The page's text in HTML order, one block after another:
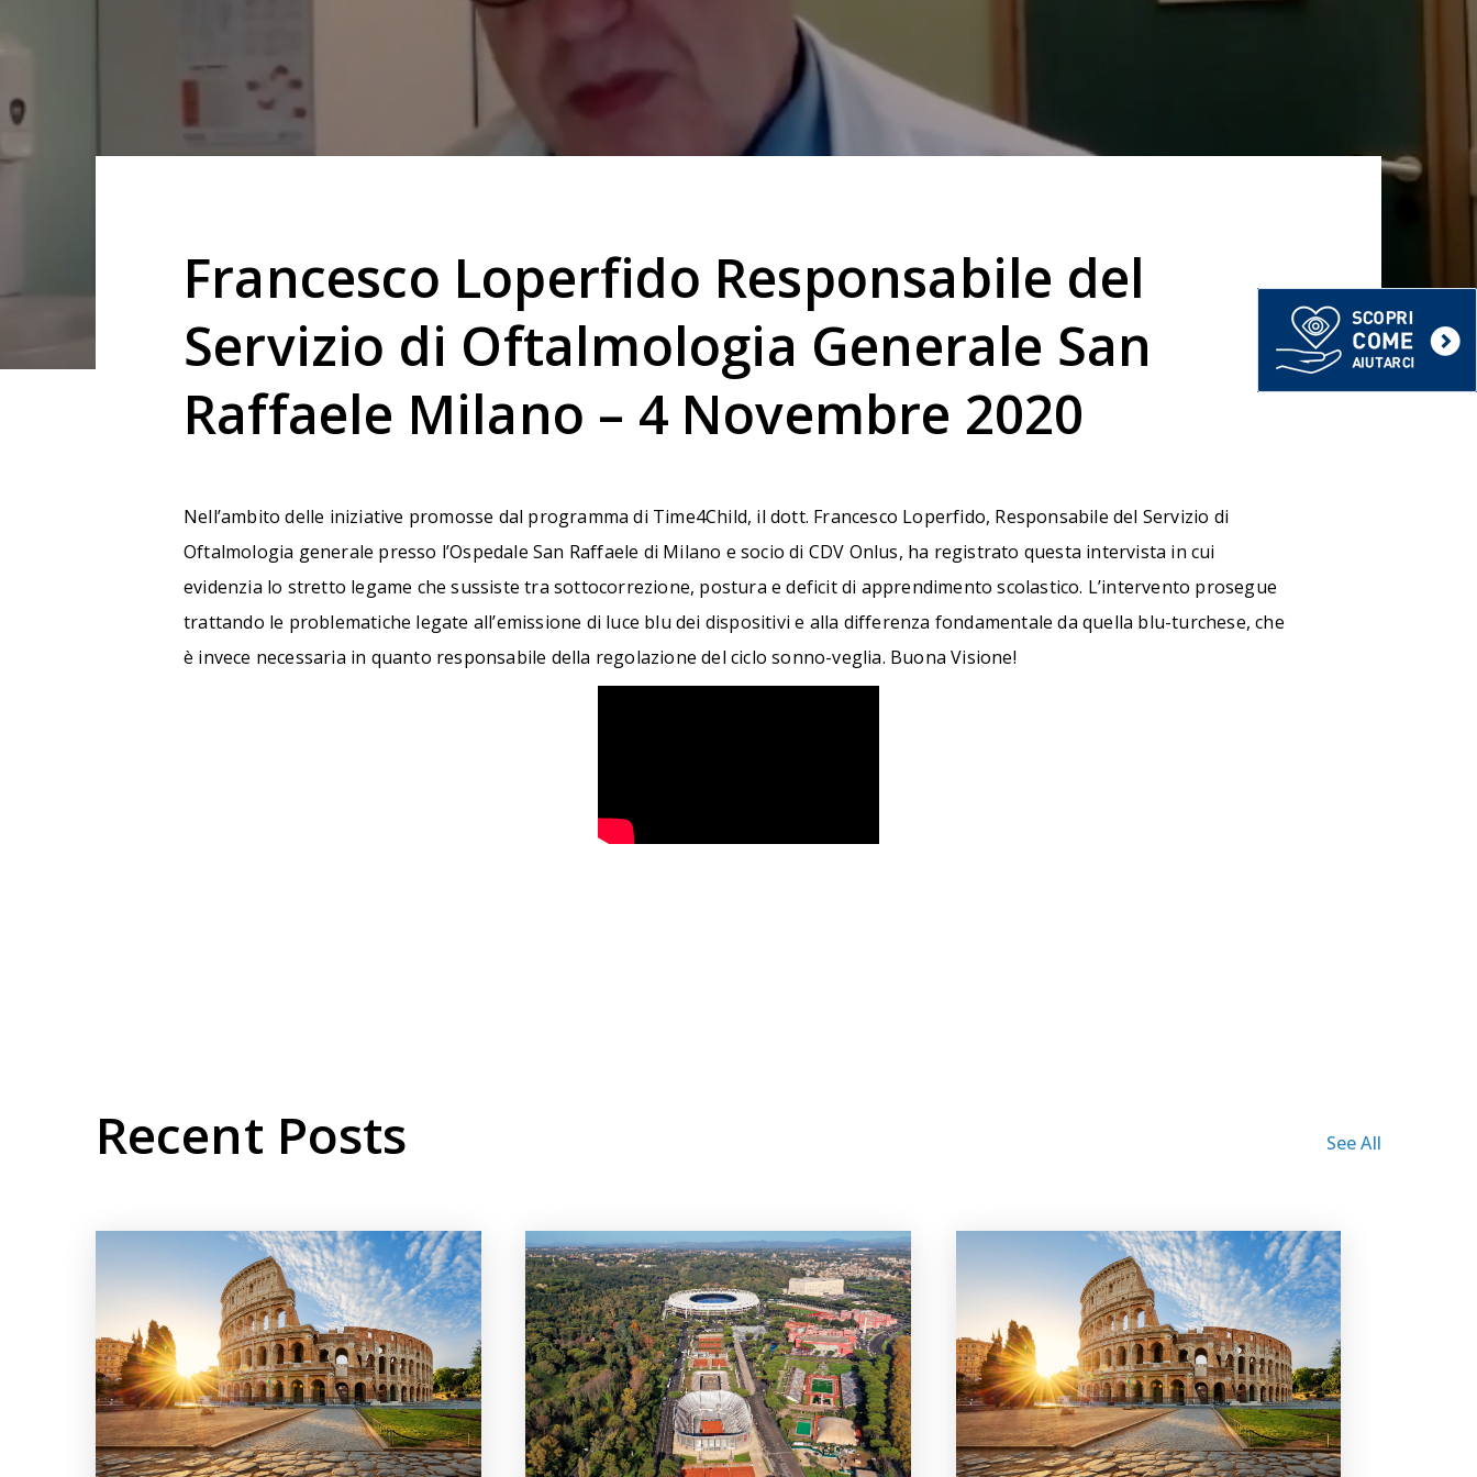
Francesco Loperfido Responsabile del
Servizio di Oftalmologia Generale San
Raffaele Milano – 4 Novembre 2020
Nell’ambito delle iniziative promosse dal programma di Time4Child, il dott. Francesco Loperfido, Responsabile del Servizio di
Oftalmologia generale presso l’Ospedale San Raffaele di Milano e socio di CDV Onlus, ha registrato questa intervista in cui
evidenzia lo stretto legame che sussiste tra sottocorrezione, postura e deficit di apprendimento scolastico. L’intervento prosegue
trattando le problematiche legate all’emissione di luce blu dei dispositivi e alla differenza fondamentale da quella blu-turchese, che
è invece necessaria in quanto responsabile della regolazione del ciclo sonno-veglia. Buona Visione!
Recent Posts See All